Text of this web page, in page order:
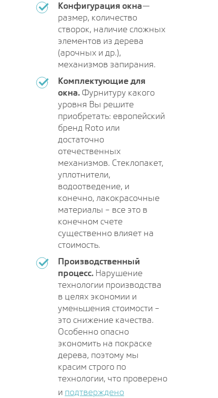
Конфигурация окна—
размер, количество
створок, наличие сложных
элементов из дерева
(арочных и др.),
механизмов запирания.
Комплектующие для
окна. Фурнитуру какого
уровня Вы решите
приобретать: европейский
бренд Roto или
достаточно
отечественных
механизмов. Стеклопакет,
уплотнители,
водоотведение, и
конечно, лакокрасочные
материалы – все это в
конечном счете
существенно влияет на
стоимость.
Производственный
процесс. Нарушение
технологии производства
в целях экономии и
уменьшения стоимости –
это снижение качества.
Особенно опасно
экономить на покраске
дерева, поэтому мы
красим строго по
технологии, что проверено
и подтверждено